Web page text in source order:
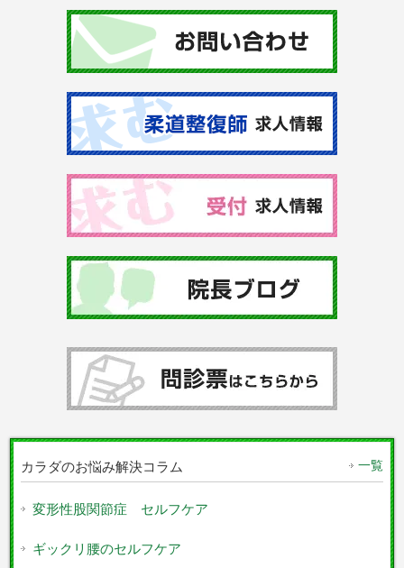
カラダのお悩み解決コラム 一覧
変形性股関節症 セルフケア
ギックリ腰のセルフケア